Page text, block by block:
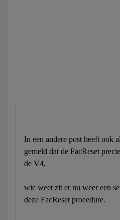
In een andere post heeft ook
gemeld dat de FacReset
de V4,
wie weet zit er nu weer een
deze FacReset procedure.